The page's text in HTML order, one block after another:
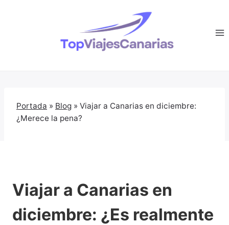
Portada » Blog » Viajar a Canarias en diciembre:
¿Merece la pena?
Viajar a Canarias en
diciembre: ¿Es realmente